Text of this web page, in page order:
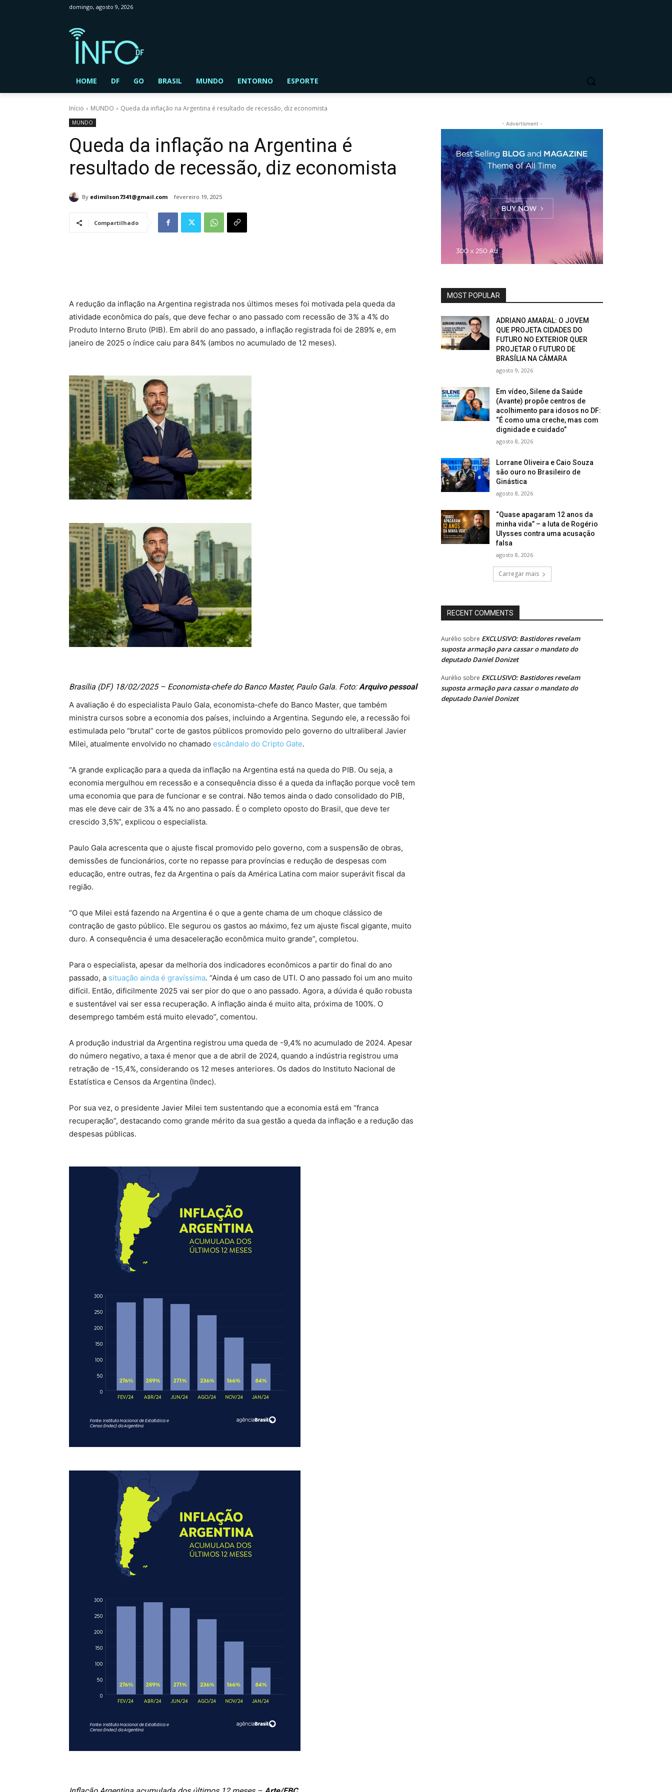
domingo, agosto 9, 2026
HOME DF GO BRASIL MUNDO ENTORNO ESPORTE
Início MUNDO Queda da inflação na Argentina é resultado de recessão, diz economista
MUNDO
Queda da inflação na Argentina é
resultado de recessão, diz economista
By edimilson7341@gmail.com fevereiro 19, 2025
Compartilhado
A redução da inflação na Argentina registrada nos últimos meses foi motivada pela queda da
atividade econômica do país, que deve fechar o ano passado com recessão de 3% a 4% do
Produto Interno Bruto (PIB). Em abril do ano passado, a inflação registrada foi de 289% e, em
janeiro de 2025 o índice caiu para 84% (ambos no acumulado de 12 meses).
Brasília (DF) 18/02/2025 – Economista-chefe do Banco Master, Paulo Gala. Foto:Arquivo pessoal
A avaliação é do especialista Paulo Gala, economista-chefe do Banco Master, que também
ministra cursos sobre a economia dos países, incluindo a Argentina. Segundo ele, a recessão foi
estimulada pelo “brutal” corte de gastos públicos promovido pelo governo do ultraliberal Javier
Milei, atualmente envolvido no chamado escândalo do Cripto Gate.
“A grande explicação para a queda da inflação na Argentina está na queda do PIB. Ou seja, a
economia mergulhou em recessão e a consequência disso é a queda da inflação porque você tem
uma economia que para de funcionar e se contrai. Não temos ainda o dado consolidado do PIB,
mas ele deve cair de 3% a 4% no ano passado. É o completo oposto do Brasil, que deve ter
crescido 3,5%”, explicou o especialista.
Paulo Gala acrescenta que o ajuste fiscal promovido pelo governo, com a suspensão de obras,
demissões de funcionários, corte no repasse para províncias e redução de despesas com
educação, entre outras, fez da Argentina o país da América Latina com maior superávit fiscal da
região.
“O que Milei está fazendo na Argentina é o que a gente chama de um choque clássico de
contração de gasto público. Ele segurou os gastos ao máximo, fez um ajuste fiscal gigante, muito
duro. A consequência é uma desaceleração econômica muito grande”, completou.
Para o especialista, apesar da melhoria dos indicadores econômicos a partir do final do ano
passado, a situação ainda é gravíssima. “Ainda é um caso de UTI. O ano passado foi um ano muito
difícil. Então, dificilmente 2025 vai ser pior do que o ano passado. Agora, a dúvida é quão robusta
e sustentável vai ser essa recuperação. A inflação ainda é muito alta, próxima de 100%. O
desemprego também está muito elevado”, comentou.
A produção industrial da Argentina registrou uma queda de -9,4% no acumulado de 2024. Apesar
do número negativo, a taxa é menor que a de abril de 2024, quando a indústria registrou uma
retração de -15,4%, considerando os 12 meses anteriores. Os dados do Instituto Nacional de
Estatística e Censos da Argentina (Indec).
Por sua vez, o presidente Javier Milei tem sustentando que a economia está em “franca
recuperação”, destacando como grande mérito da sua gestão a queda da inflação e a redução das
despesas públicas.
- Advertisment -
MOST POPULAR
ADRIANO AMARAL: O JOVEM
QUE PROJETA CIDADES DO
FUTURO NO EXTERIOR QUER
PROJETAR O FUTURO DE
BRASÍLIA NA CÂMARA
agosto 9, 2026
Em vídeo, Silene da Saúde
(Avante) propõe centros de
acolhimento para idosos no DF:
“É como uma creche, mas com
dignidade e cuidado”
agosto 8, 2026
Lorrane Oliveira e Caio Souza
são ouro no Brasileiro de
Ginástica
agosto 8, 2026
“Quase apagaram 12 anos da
minha vida” – a luta de Rogério
Ulysses contra uma acusação
falsa
agosto 8, 2026
Carregar mais
RECENT COMMENTS
Aurélio sobre EXCLUSIVO: Bastidores revelam
suposta armação para cassar o mandato do
deputado Daniel Donizet
Aurélio sobre EXCLUSIVO: Bastidores revelam
suposta armação para cassar o mandato do
deputado Daniel Donizet